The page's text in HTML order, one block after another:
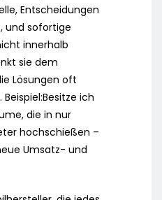
Entscheidungen
und sofortige
innerhalb
sie dem
Lösungen oft
ich
die in nur
hochschießen –
Umsatz- und